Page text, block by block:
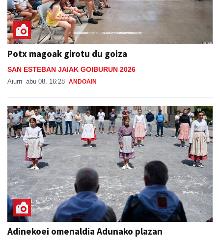
Potx magoak girotu du goiza
SAN ESTEBAN JAIAK GOIBURUN 2026
Aiurri abu 08, 16:28 ANDOAIN
Adinekoei omenaldia Adunako plazan